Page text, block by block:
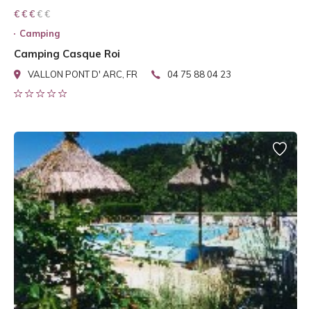
€ € € € €
€ € €
Camping
Camping Casque Roi
VALLON PONT D' ARC, FR 04 75 88 04 23